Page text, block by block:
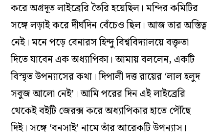
করে অগ্রদূত লাইব্রেরি তৈরি হয়েছিল। মন্দির কমিটির
সঙ্গে লড়াই করে দীর্ঘদিন বেঁচেও ছিল। আজ তার অস্তিত্ব
নেই। মনে পড়ে বেনারস হিন্দু বিশ্ববিদ্যালয়ে বক্তৃতা
দিতে যাবেন এক অধ্যাপিকা। আমায় বললেন, একটি
বিস্মৃত উপন্যাসের কথা। দিপালী দত্ত রায়ের ‘লাল হলুদ
সবুজ আলো নেই’। আমি পরের দিন এই লাইব্রেরি
থেকেই বইটি জেরক্স করে অধ্যাপিকার হাতে পৌঁছে
দিই। সঙ্গে ‘বনসাই’ নামে তাঁর আরেকটি উপন্যাস।